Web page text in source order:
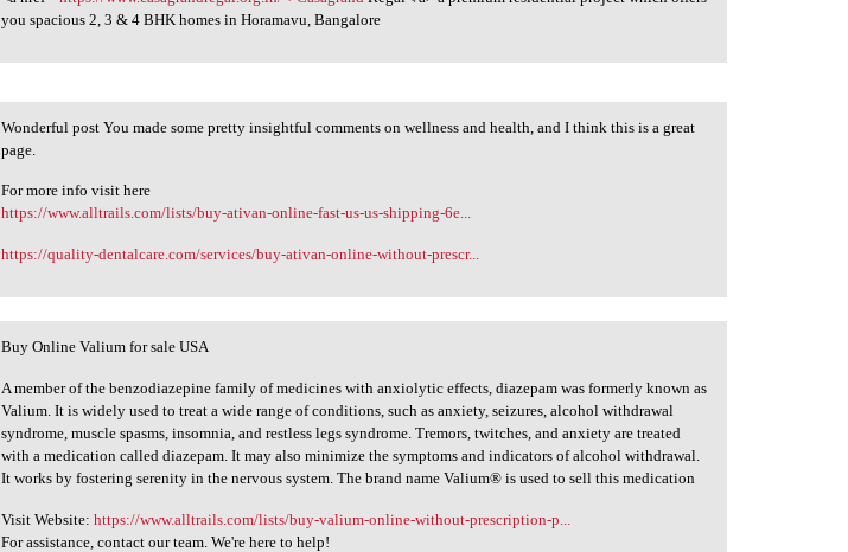
<a href="https://www
you spacious 2, 3 & 4 BHK homes in Horamavu, Bangalore
Wonderful post You made some
Wonderful post You made some pretty insightful comments on wellness and health, and I think this is a great
page.
For more info visit here
https://www.alltrails.com/lists/buy-ativan-online-fast-us-us-shipping-6e...
https://quality-dentalcare.com/services/buy-ativan-online-without-prescr...
Buy Online Valium for sale
Buy Online Valium for sale USA
A member of the benzodiazepine family of medicines with anxiolytic effects, diazepam was formerly known as
Valium. It is widely used to treat a wide range of conditions, such as anxiety, seizures, alcohol withdrawal
syndrome, muscle spasms, insomnia, and restless legs syndrome. Tremors, twitches, and anxiety are treated
with a medication called diazepam. It may also minimize the symptoms and indicators of alcohol withdrawal.
It works by fostering serenity in the nervous system. The brand name Valium® is used to sell this medication
Visit Website:https://www.alltrails.com/lists/buy-valium-online-without-prescription-p...
For assistance, contact our team. We're here to help!